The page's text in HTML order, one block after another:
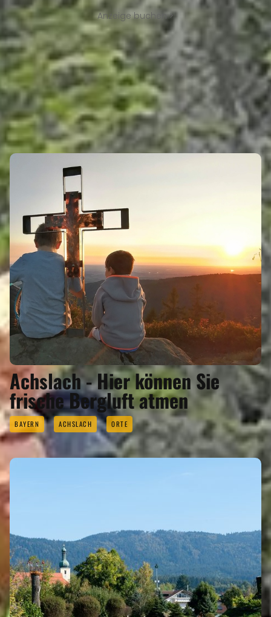
Anzeige buchen >
ORTE & REGIONEN
REGIONEN OHNE REISEFÜHRER
Achslach - Hier können Sie
frische Bergluft atmen
BAYERN ACHSLACH ORTE